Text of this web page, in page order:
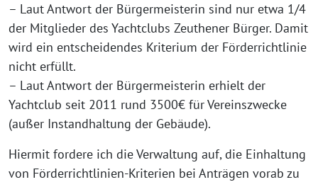
– Laut Antwort der Bürgermeisterin sind nur etwa 1/4
der Mitglieder des Yachtclubs Zeuthener Bürger. Damit
wird ein entscheidendes Kriterium der Förderrichtlinie
nicht erfüllt.
– Laut Antwort der Bürgermeisterin erhielt der
Yachtclub seit 2011 rund 3500€ für Vereinszwecke
(außer Instandhaltung der Gebäude).
Hiermit fordere ich die Verwaltung auf, die Einhaltung
von Förderrichtlinien-Kriterien bei Anträgen vorab zu